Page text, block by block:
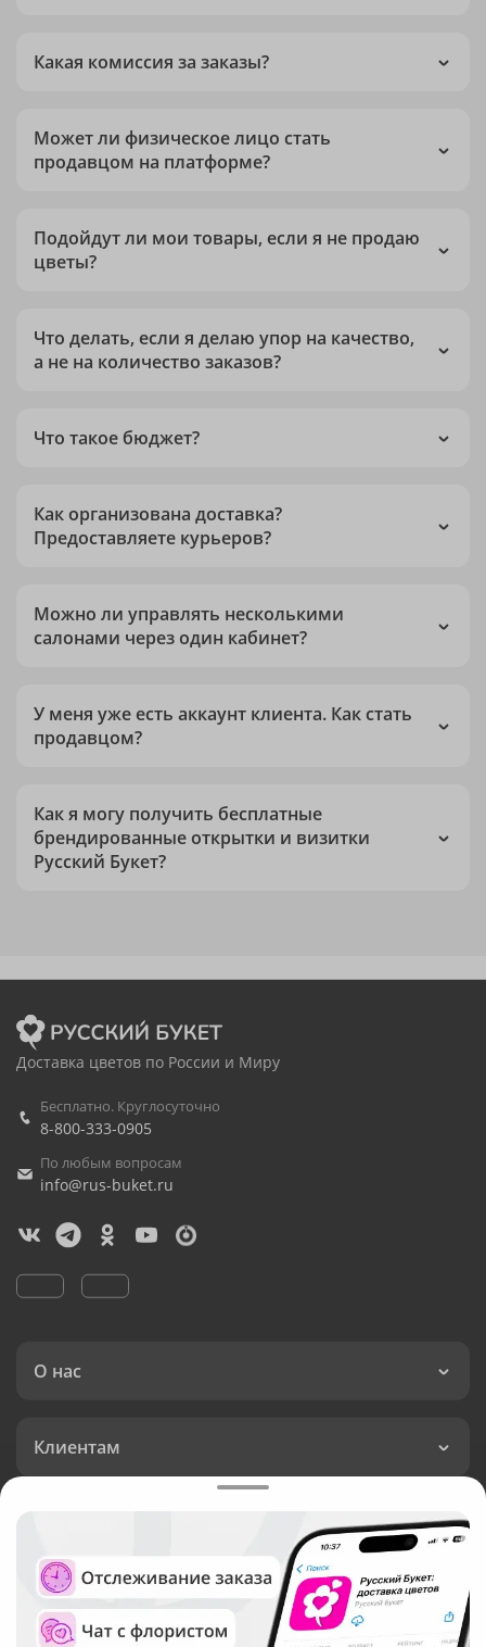
Какая комиссия за заказы?
Может ли физическое лицо стать
продавцом на платформе?
Подойдут ли мои товары, если я не продаю
цветы?
Что делать, если я делаю упор на качество,
а не на количество заказов?
Что такое бюджет?
Как организована доставка?
Предоставляете курьеров?
Можно ли управлять несколькими
салонами через один кабинет?
У меня уже есть аккаунт клиента. Как стать
продавцом?
Как я могу получить бесплатные
брендированные открытки и визитки
Русский Букет?
Доставка цветов по России и Миру
Бесплатно. Круглосуточно
8-800-333-0905
По любым вопросам
info@rus-buket.ru
О нас
Клиентам
Язык интерфейса: Валюта: